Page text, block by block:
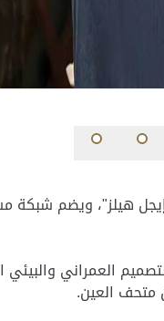
هيلز"، ويضم شبكة
العمراني
متحف العين.